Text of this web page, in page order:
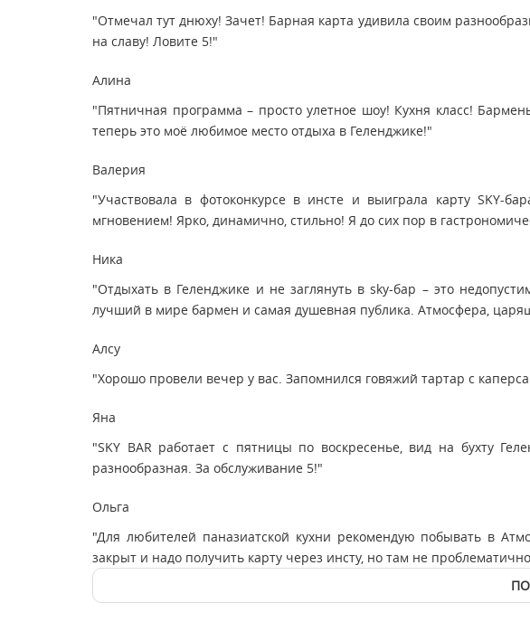
"Отмечал тут днюху! Зачет! Барная карта удивила своим
на славу! Ловите 5!"
Алина
"Пятничная программа – просто улетное шоу! Кухня класс!
теперь это моё любимое место отдыха в Геленджике!"
Валерия
"Участвовала в фотоконкурсе в инсте и выиграла карту SKY-
мгновением! Ярко, динамично, стильно! Я до сих пор в
Ника
"Отдыхать в Геленджике и не заглянуть в sky-бар – это
лучший в мире бармен и самая душевная публика. Атмосфера,
Алсу
"Хорошо провели вечер у вас. Запомнился говяжий тартар с
Яна
"SKY BAR работает с пятницы по воскресенье, вид на бухту
разнообразная. За обслуживание 5!"
Ольга
"Для любителей паназиатской кухни рекомендую побывать в
закрыт и надо получить карту через инсту, но там не